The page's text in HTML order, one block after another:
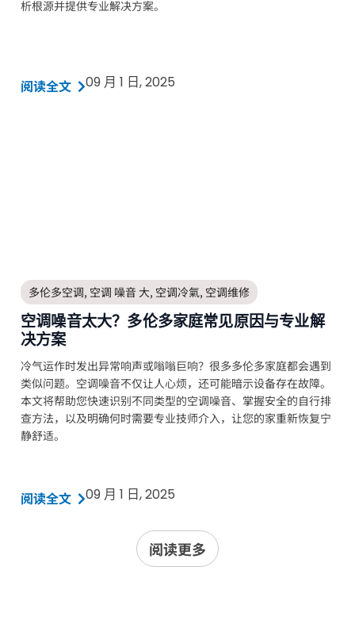
析根源并提供专业解决方案。
阅读全文 09 月 1 日, 2025
多伦多空调, 空调 噪音 大, 空调冷氣, 空调维修
空调噪音太大？多伦多家庭常见原因与专业解
决方案
冷气运作时发出异常响声或嗡嗡巨响？很多多伦多家庭都会遇到
类似问题。空调噪音不仅让人心烦，还可能暗示设备存在故障。
本文将帮助您快速识别不同类型的空调噪音、掌握安全的自行排
查方法，以及明确何时需要专业技师介入，让您的家重新恢复宁
静舒适。
阅读全文 09 月 1 日, 2025
阅读更多